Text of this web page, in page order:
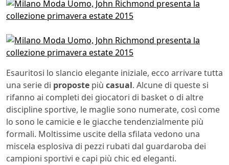
Esauritosi lo slancio elegante iniziale, ecco arrivare tutta
una serie di proposte più casual. Alcune di queste si
rifanno ai completi dei giocatori di basket o di altre
discipline sportive, le maglie sono numerate, così come
lo sono le camicie e le giacche tendenzialmente più
formali. Moltissime uscite della sfilata vedono una
miscela esplosiva di pezzi rubati dal guardaroba dei
campioni sportivi e capi più chic ed eleganti.